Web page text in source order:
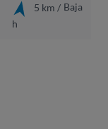
5 km /
h
Baja